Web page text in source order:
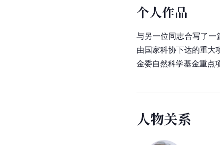
个人作品
与另一位同志合写了一
由国家科协下达的重大
金委自然科学基金重点
人物关系